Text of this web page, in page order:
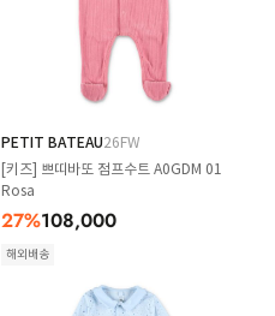
PETIT BATEAU26FW
[키즈] 쁘띠바또 점프수트 A0GDM 01
Rosa
27%108,000
해외배송